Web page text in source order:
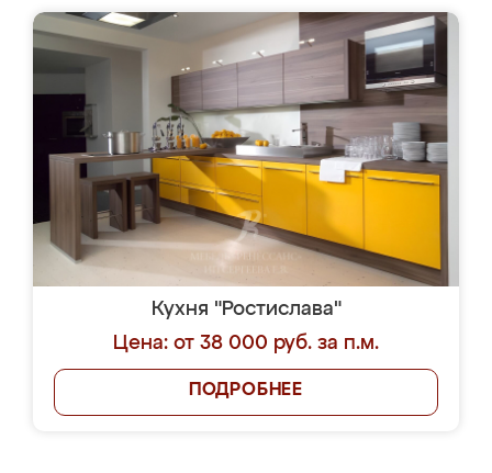
Кухня "Ростислава"
Цена: от 38 000 руб. за п.м.
ПОДРОБНЕЕ